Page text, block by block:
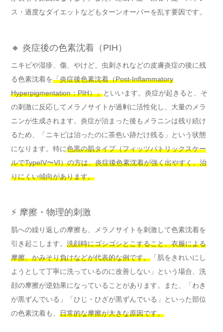
ス・過度なダイエットなどもターンオーバーを乱す要因です。
🔸 炎症後の色素沈着（PIH）
ニキビや湿疹、傷、やけど、虫刺されなどの皮膚炎症の後に残
る色素沈着を「炎症後色素沈着（Post-Inflammatory
Hyperpigmentation：PIH）」といいます。炎症が起きると、そ
の刺激に反応してメラノサイトが過剰に活性化し、大量のメラ
ニンが生成されます。炎症が治まった後もメラニンは残り続け
るため、「ニキビは治ったのに茶色い跡だけ残る」という状態
になります。特に色黒の肌タイプ（フィッツパトリックスケー
ルでTypeIV〜VI）の方は、炎症後色素沈着が強く出やすく、治
りにくい傾向があります。
⚡ 摩擦・物理的刺激
肌への繰り返しの摩擦も、メラノサイトを刺激して色素沈着を
引き起こします。 洗顔時にゴシゴシとこすること、衣服による
摩擦、かみそり負けなどが代表的な例です。 「肌をきれいにし
ようとして丁寧に洗っているのに改善しない」という場合、洗
顔の摩擦が逆効果になっていることがあります。また、「わき
が黒ずんでいる」「ひじ・ひざが黒ずんでいる」といった部位
の色素沈着も、 日常的な摩擦が大きな原因です。